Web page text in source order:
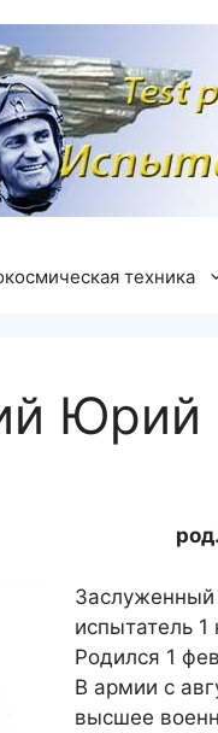
техника
Юрий
Заслуженный
испытатель 1
Родился 1
В армии с
высшее